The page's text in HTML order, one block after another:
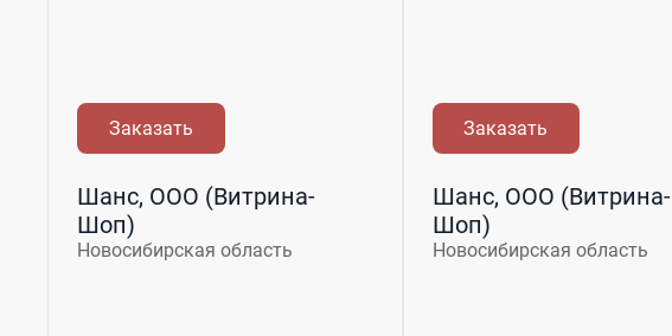
Заказать
Шанс, ООО (Витрина-
Шоп)
Новосибирская область
Заказать
Шанс, ООО (Витрина-
Шоп)
Новосибирская область